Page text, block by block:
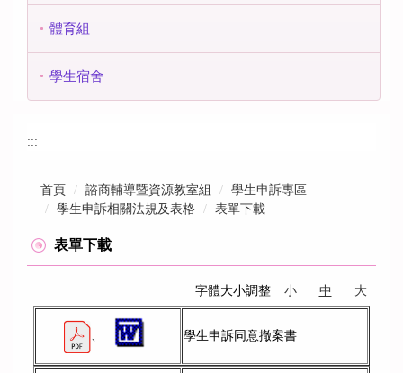
體育組
學生宿舍
:::
首頁 諮商輔導暨資源教室組
學生申訴專區
學生申訴相關法規及表格
表單下載
表單下載
字體大小調整 小 中 大
學生申訴同意撤案書